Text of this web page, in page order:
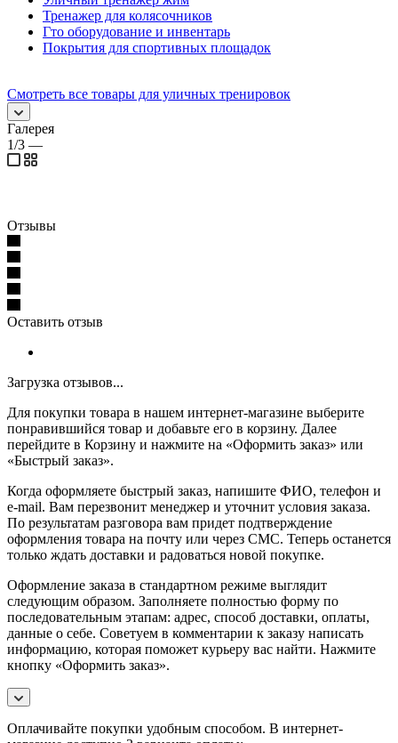
Тренажер для колясочников
Гто оборудование и инвентарь
Покрытия для спортивных площадок
Смотреть все товары для уличных тренировок
Галерея
1/3 —
Отзывы
Оставить отзыв
Загрузка отзывов...
Для покупки товара в нашем интернет-магазине выберите
понравившийся товар и добавьте его в корзину. Далее
перейдите в Корзину и нажмите на «Оформить заказ» или
«Быстрый заказ».
Когда оформляете быстрый заказ, напишите ФИО, телефон и
e-mail. Вам перезвонит менеджер и уточнит условия заказа.
По результатам разговора вам придет подтверждение
оформления товара на почту или через СМС. Теперь останется
только ждать доставки и радоваться новой покупке.
Оформление заказа в стандартном режиме выглядит
следующим образом. Заполняете полностью форму по
последовательным этапам: адрес, способ доставки, оплаты,
данные о себе. Советуем в комментарии к заказу написать
информацию, которая поможет курьеру вас найти. Нажмите
кнопку «Оформить заказ».
Оплачивайте покупки удобным способом. В интернет-